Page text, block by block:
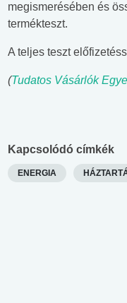
megismerésében és
termékteszt.
A teljes teszt
(Tudatos Vásárlók
Kapcsolódó címkék
ENERGIA